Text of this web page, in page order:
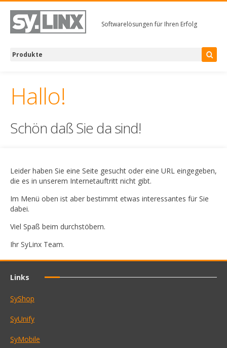
Softwarelösungen für Ihren Erfolg
Hallo!
Schön daß Sie da sind!
Leider haben Sie eine Seite gesucht oder eine URL eingegeben,
die es in unserem Internetauftritt nicht gibt.
Im Menü oben ist aber bestimmt etwas interessantes für Sie
dabei.
Viel Spaß beim durchstöbern.
Ihr SyLinx Team.
Links
SyShop
SyUnify
SyMobile